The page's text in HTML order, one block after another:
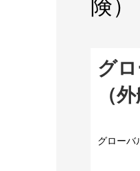
険）
グ
（
グローバ